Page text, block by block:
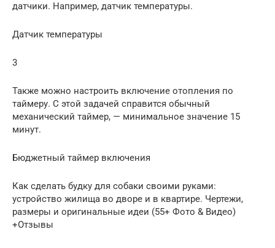
датчики. Например, датчик температуры.
Датчик температуры
3
Также можно настроить включение отопления по
таймеру. С этой задачей справится обычный
механический таймер, — минимальное значение 15
минут.
Бюджетный таймер включения
Как сделать будку для собаки своими руками:
устройство жилища во дворе и в квартире. Чертежи,
размеры и оригинальные идеи (55+ Фото & Видео)
+Отзывы